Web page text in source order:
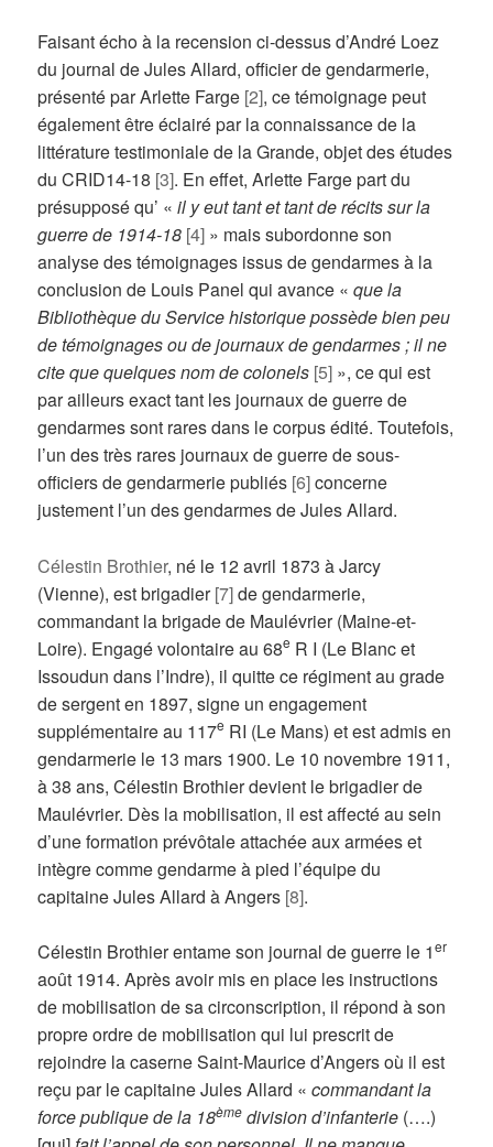
Faisant écho à la recension ci-dessus d’André Loez
du journal de Jules Allard, officier de gendarmerie,
présenté par Arlette Farge [2], ce témoignage peut
également être éclairé par la connaissance de la
littérature testimoniale de la Grande, objet des études
du CRID14-18 [3]. En effet, Arlette Farge part du
présupposé qu’ «il y eut tant et tant de récits sur la
guerre de 1914-18 [4] » mais subordonne son
analyse des témoignages issus de gendarmes à la
conclusion de Louis Panel qui avance «que la
Bibliothèque du Service historique possède bien peu
de témoignages ou de journaux de gendarmes ; il ne
cite que quelques nom de colonels [5] », ce qui est
par ailleurs exact tant les journaux de guerre de
gendarmes sont rares dans le corpus édité. Toutefois,
l’un des très rares journaux de guerre de sous-
officiers de gendarmerie publiés [6]concerne
justement l’un des gendarmes de Jules Allard.
Célestin Brothier, né le 12 avril 1873 à Jarcy
(Vienne), est brigadier[7]de gendarmerie,
commandant la brigade de Maulévrier (Maine-et-
Loire). Engagé volontaire au 68e R I (Le Blanc et
Issoudun dans l’Indre), il quitte ce régiment au grade
de sergent en 1897, signe un engagement
supplémentaire au 117e RI (Le Mans) et est admis en
gendarmerie le 13 mars 1900. Le 10 novembre 1911,
à 38 ans, Célestin Brothier devient le brigadier de
Maulévrier. Dès la mobilisation, il est affecté au sein
d’une formation prévôtale attachée aux armées et
intègre comme gendarme à pied l’équipe du
capitaine Jules Allard à Angers [8].
Célestin Brothier entame son journal de guerre le 1er
août 1914. Après avoir mis en place les instructions
de mobilisation de sa circonscription, il répond à son
propre ordre de mobilisation qui lui prescrit de
rejoindre la caserne Saint-Maurice d’Angers où il est
reçu par le capitaine Jules Allard «commandant la
force publique de la 18ème division d’infanterie (….)